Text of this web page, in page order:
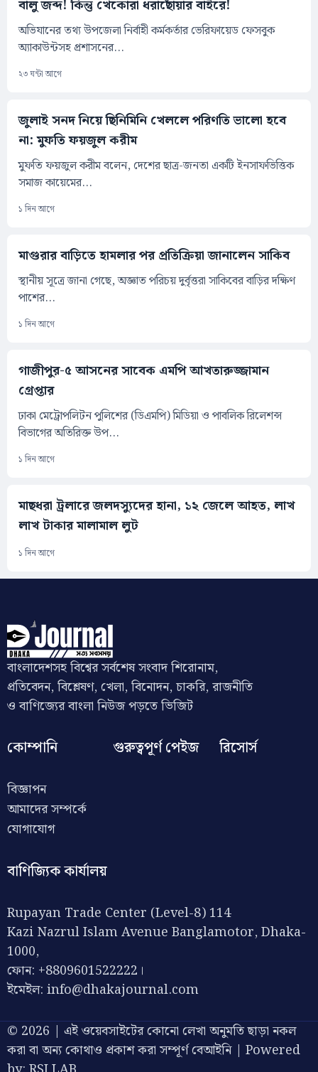
বালু জব্দ! কিন্তু খেকোরা ধরাছোঁয়ার বাইরে!
অভিযানের তথ্য উপজেলা নির্বাহী কর্মকর্তার ভেরিফায়েড ফেসবুক
অ্যাকাউন্টসহ প্রশাসনের...
২৩ ঘন্টা আগে
জুলাই সনদ নিয়ে ছিনিমিনি খেললে পরিণতি ভালো হবে
না: মুফতি ফয়জুল করীম
মুফতি ফয়জুল করীম বলেন, দেশের ছাত্র-জনতা একটি ইনসাফভিত্তিক
সমাজ কায়েমের...
১ দিন আগে
মাগুরার বাড়িতে হামলার পর প্রতিক্রিয়া জানালেন সাকিব
স্থানীয় সূত্রে জানা গেছে, অজ্ঞাত পরিচয় দুর্বৃত্তরা সাকিবের বাড়ির দক্ষিণ
পাশের...
১ দিন আগে
গাজীপুর-৫ আসনের সাবেক এমপি আখতারুজ্জামান
গ্রেপ্তার
ঢাকা মেট্রোপলিটন পুলিশের (ডিএমপি) মিডিয়া ও পাবলিক রিলেশন্স
বিভাগের অতিরিক্ত উপ...
১ দিন আগে
মাছধরা ট্রলারে জলদস্যুদের হানা, ১২ জেলে আহত, লাখ
লাখ টাকার মালামাল লুট
১ দিন আগে
বাংলাদেশসহ বিশ্বের সর্বশেষ সংবাদ শিরোনাম,
প্রতিবেদন, বিশ্লেষণ, খেলা, বিনোদন, চাকরি, রাজনীতি
ও বাণিজ্যের বাংলা নিউজ পড়তে ভিজিট
কোম্পানি
বিজ্ঞাপন
আমাদের সম্পর্কে
যোগাযোগ
গুরুত্বপূর্ণ পেইজ রিসোর্স
বাণিজ্যিক কার্যালয়
Rupayan Trade Center (Level-8) 114
Kazi Nazrul Islam Avenue Banglamotor, Dhaka-
1000,
ফোন: +8809601522222।
ইমেইল: info@dhakajournal.com
© 2026 | এই ওয়েবসাইটের কোনো লেখা অনুমতি ছাড়া নকল
করা বা অন্য কোথাও প্রকাশ করা সম্পূর্ণ বেআইনি | Powered